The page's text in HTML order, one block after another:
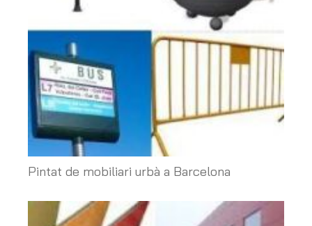
Pintat de mobiliari urbà a Barcelona